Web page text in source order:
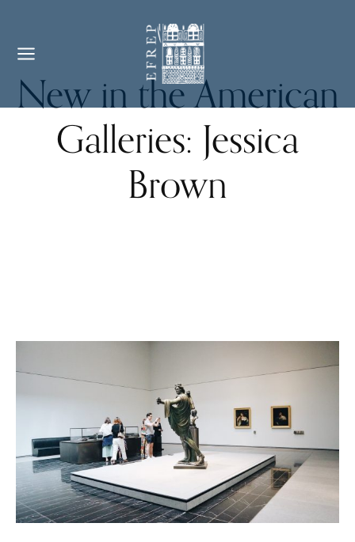
New in the American
Galleries: Jessica
Brown